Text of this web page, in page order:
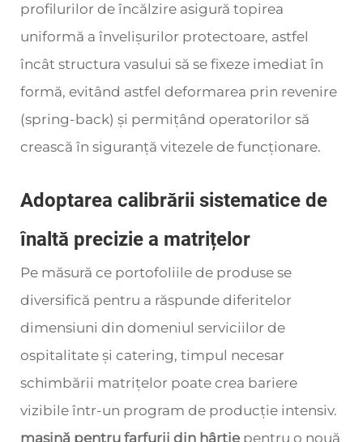
profilurilor de încălzire asigură topirea
uniformă a învelișurilor protectoare, astfel
încât structura vasului să se fixeze imediat în
formă, evitând astfel deformarea prin revenire
(spring-back) și permițând operatorilor să
crească în siguranță vitezele de funcționare.
Adoptarea calibrării sistematice de
înaltă precizie a matrițelor
Pe măsură ce portofoliile de produse se
diversifică pentru a răspunde diferitelor
dimensiuni din domeniul serviciilor de
ospitalitate și catering, timpul necesar
schimbării matrițelor poate crea bariere
vizibile într-un program de producție intensiv.
mașină pentru farfurii din hârtie pentru o nouă